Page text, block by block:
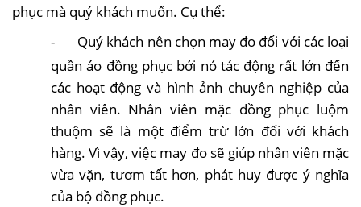
phục mà quý khách muốn. Cụ thể:
-
Quý khách nên chọn may đo đối với các loại
quần áo đồng phục bởi nó tác động rất lớn đến
các hoạt động và hình ảnh chuyên nghiệp của
nhân viên. Nhân viên mặc đồng phục luộm
thuộm sẽ là một điểm trừ lớn đối với khách
hàng. Vì vậy, việc may đo sẽ giúp nhân viên mặc
vừa vặn, tươm tất hơn, phát huy được ý nghĩa
của bộ đồng phục.